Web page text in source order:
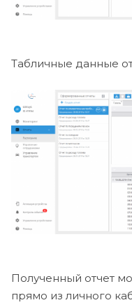
Табличные данные
Полученный отчет
прямо из личного